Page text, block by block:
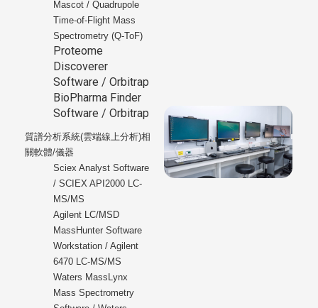
Mascot / Quadrupole
Time-of-Flight Mass
Spectrometry (Q-ToF)
Proteome
Discoverer
Software / Orbitrap
BioPharma Finder
Software / Orbitrap
質譜分析系統(雲端線上分析)相
關軟體/儀器
Sciex Analyst Software
/ SCIEX API2000 LC-
MS/MS
Agilent LC/MSD
MassHunter Software
Workstation / Agilent
6470 LC-MS/MS
Waters MassLynx
Mass Spectrometry